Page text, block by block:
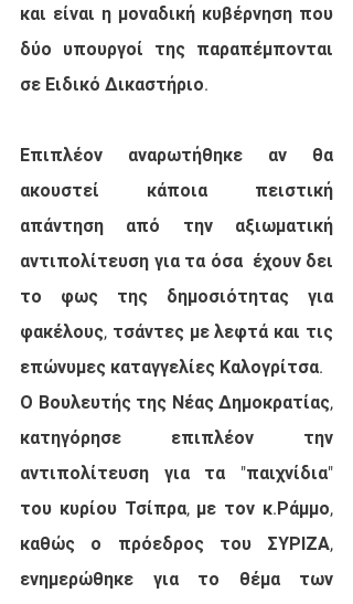
και είναι η μοναδική κυβέρνηση που
δύο υπουργοί της παραπέμπονται
σε Ειδικό Δικαστήριο.
Επιπλέον αναρωτήθηκε αν θα
ακουστεί κάποια πειστική
απάντηση από την αξιωματική
αντιπολίτευση για τα όσα  έχουν δει
το φως της δημοσιότητας για
φακέλους, τσάντες με λεφτά και τις
επώνυμες καταγγελίες Καλογρίτσα.
Ο Βουλευτής της Νέας Δημοκρατίας,
κατηγόρησε επιπλέον την
αντιπολίτευση για τα "παιχνίδια"
του κυρίου Τσίπρα, με τον κ.Ράμμο,
καθώς ο πρόεδρος του ΣΥΡΙΖΑ,
ενημερώθηκε για το θέμα των